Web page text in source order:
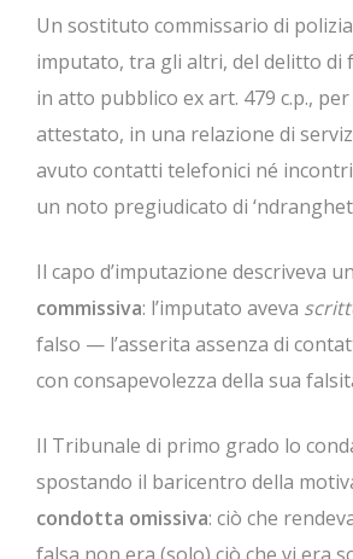
Un sostituto commissario di
imputato, tra gli altri, del delitto di
in atto pubblico ex art. 479 c.p.,
attestato, in una relazione di
avuto contatti telefonici né
un noto pregiudicato di
Il capo d’imputazione descriveva
commissiva: l’imputato aveva
falso — l’asserita assenza di
con consapevolezza della sua
Il Tribunale di primo grado lo
spostando il baricentro della
condotta omissiva: ciò che
falsa non era (solo) ciò che vi era